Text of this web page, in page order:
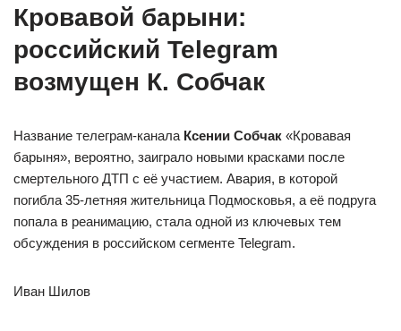
Кровавой барыни:
российский Telegram
возмущен К. Собчак
Название телеграм-канала Ксении Собчак «Кровавая
барыня», вероятно, заиграло новыми красками после
смертельного ДТП с её участием. Авария, в которой
погибла 35-летняя жительница Подмосковья, а её подруга
попала в реанимацию, стала одной из ключевых тем
обсуждения в российском сегменте Telegram.
Иван Шилов